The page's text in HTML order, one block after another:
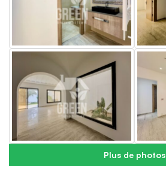
Plus de photos